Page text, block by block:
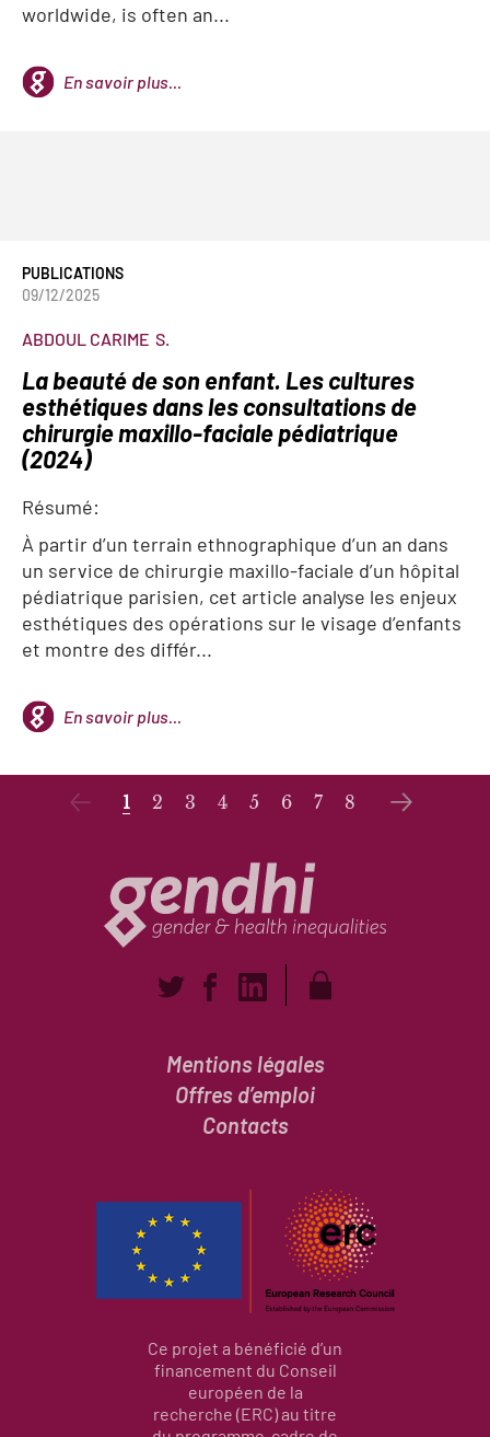
worldwide, is often an...
En savoir plus...
PUBLICATIONS
09/12/2025
ABDOUL CARIME S.
La beauté de son enfant. Les cultures
esthétiques dans les consultations de
chirurgie maxillo-faciale pédiatrique
(2024)
Résumé:
À partir d’un terrain ethnographique d’un an dans
un service de chirurgie maxillo-faciale d’un hôpital
pédiatrique parisien, cet article analyse les enjeux
esthétiques des opérations sur le visage d’enfants
et montre des différ...
En savoir plus...
1 2 3 4 5 6 7 8
Mentions légales
Offres d’emploi
Contacts
Ce projet a bénéficié d’un
financement du Conseil
européen de la
recherche (ERC) au titre